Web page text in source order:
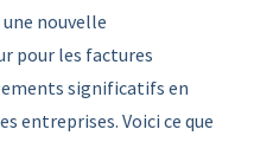
nouvelle
pour les factures
significatifs en
entreprises. Voici ce que